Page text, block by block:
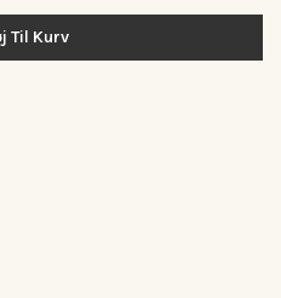
Til Kurv